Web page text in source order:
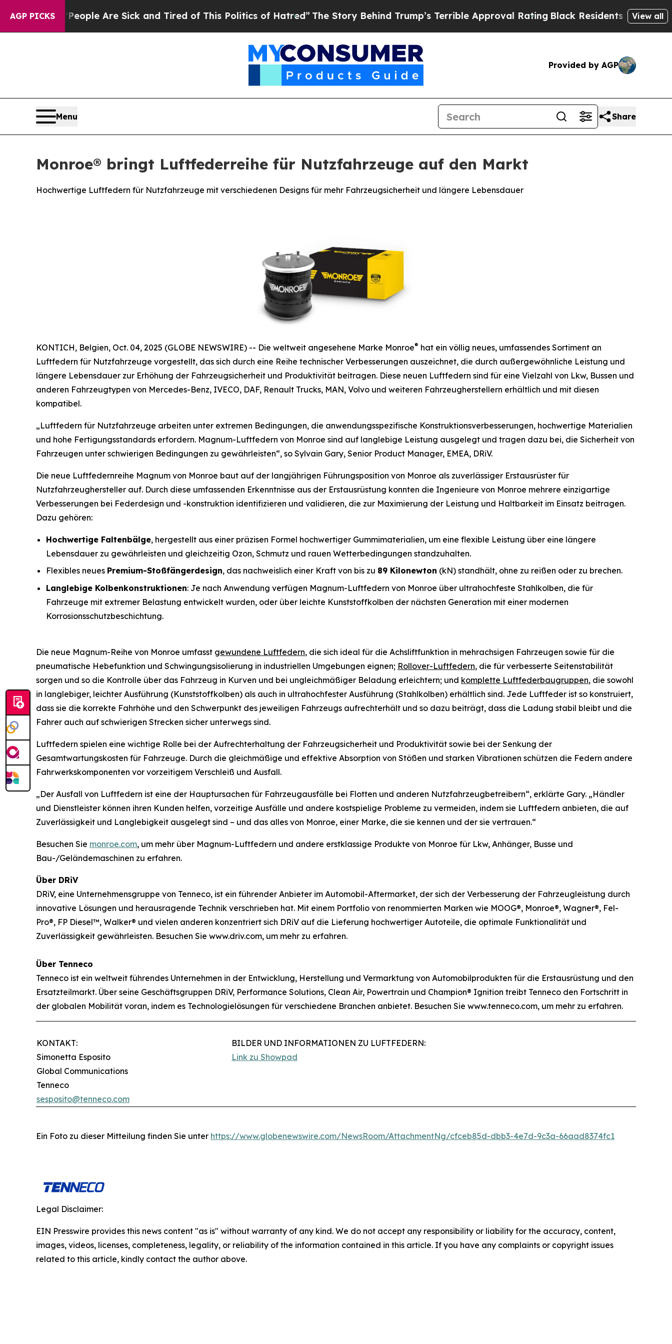
AGP PICKS
“People Are Sick and Tired of This Politics of Hatred” The Story Behind Trump’s Terrible Approval RatingBlack Residents Warned ofView all
Provided by AGP
Menu Share
Monroe® bringt Luftfederreihe für Nutzfahrzeuge auf den Markt
Hochwertige Luftfedern für Nutzfahrzeuge mit verschiedenen Designs für mehr Fahrzeugsicherheit und längere Lebensdauer
KONTICH, Belgien, Oct. 04, 2025 (GLOBE NEWSWIRE) -- Die weltweit angesehene Marke Monroe® hat ein völlig neues, umfassendes Sortiment an
Luftfedern für Nutzfahrzeuge vorgestellt, das sich durch eine Reihe technischer Verbesserungen auszeichnet, die durch außergewöhnliche Leistung und
längere Lebensdauer zur Erhöhung der Fahrzeugsicherheit und Produktivität beitragen. Diese neuen Luftfedern sind für eine Vielzahl von Lkw, Bussen und
anderen Fahrzeugtypen von Mercedes-Benz, IVECO, DAF, Renault Trucks, MAN, Volvo und weiteren Fahrzeugherstellern erhältlich und mit diesen
kompatibel.
„Luftfedern für Nutzfahrzeuge arbeiten unter extremen Bedingungen, die anwendungsspezifische Konstruktionsverbesserungen, hochwertige Materialien
und hohe Fertigungsstandards erfordern. Magnum-Luftfedern von Monroe sind auf langlebige Leistung ausgelegt und tragen dazu bei, die Sicherheit von
Fahrzeugen unter schwierigen Bedingungen zu gewährleisten“, so Sylvain Gary, Senior Product Manager, EMEA, DRiV.
Die neue Luftfedernreihe Magnum von Monroe baut auf der langjährigen Führungsposition von Monroe als zuverlässiger Erstausrüster für
Nutzfahrzeughersteller auf. Durch diese umfassenden Erkenntnisse aus der Erstausrüstung konnten die Ingenieure von Monroe mehrere einzigartige
Verbesserungen bei Federdesign und -konstruktion identifizieren und validieren, die zur Maximierung der Leistung und Haltbarkeit im Einsatz beitragen.
Dazu gehören:
Hochwertige Faltenbälge, hergestellt aus einer präzisen Formel hochwertiger Gummimaterialien, um eine flexible Leistung über eine längere
Lebensdauer zu gewährleisten und gleichzeitig Ozon, Schmutz und rauen Wetterbedingungen standzuhalten.
Flexibles neues Premium-Stoßfängerdesign, das nachweislich einer Kraft von bis zu 89 Kilonewton (kN) standhält, ohne zu reißen oder zu brechen.
Langlebige Kolbenkonstruktionen: Je nach Anwendung verfügen Magnum-Luftfedern von Monroe über ultrahochfeste Stahlkolben, die für
Fahrzeuge mit extremer Belastung entwickelt wurden, oder über leichte Kunststoffkolben der nächsten Generation mit einer modernen
Korrosionsschutzbeschichtung.
Die neue Magnum-Reihe von Monroe umfasst gewundene Luftfedern, die sich ideal für die Achsliftfunktion in mehrachsigen Fahrzeugen sowie für die
pneumatische Hebefunktion und Schwingungsisolierung in industriellen Umgebungen eignen; Rollover-Luftfedern, die für verbesserte Seitenstabilität
sorgen und so die Kontrolle über das Fahrzeug in Kurven und bei ungleichmäßiger Beladung erleichtern; und komplette Luftfederbaugruppen, die sowohl
in langlebiger, leichter Ausführung (Kunststoffkolben) als auch in ultrahochfester Ausführung (Stahlkolben) erhältlich sind. Jede Luftfeder ist so konstruiert,
dass sie die korrekte Fahrhöhe und den Schwerpunkt des jeweiligen Fahrzeugs aufrechterhält und so dazu beiträgt, dass die Ladung stabil bleibt und die
Fahrer auch auf schwierigen Strecken sicher unterwegs sind.
Luftfedern spielen eine wichtige Rolle bei der Aufrechterhaltung der Fahrzeugsicherheit und Produktivität sowie bei der Senkung der
Gesamtwartungskosten für Fahrzeuge. Durch die gleichmäßige und effektive Absorption von Stößen und starken Vibrationen schützen die Federn andere
Fahrwerkskomponenten vor vorzeitigem Verschleiß und Ausfall.
„Der Ausfall von Luftfedern ist eine der Hauptursachen für Fahrzeugausfälle bei Flotten und anderen Nutzfahrzeugbetreibern“, erklärte Gary. „Händler
und Dienstleister können ihren Kunden helfen, vorzeitige Ausfälle und andere kostspielige Probleme zu vermeiden, indem sie Luftfedern anbieten, die auf
Zuverlässigkeit und Langlebigkeit ausgelegt sind – und das alles von Monroe, einer Marke, die sie kennen und der sie vertrauen.“
Besuchen Sie monroe.com, um mehr über Magnum-Luftfedern und andere erstklassige Produkte von Monroe für Lkw, Anhänger, Busse und
Bau-/Geländemaschinen zu erfahren.
Über DRiV
DRiV, eine Unternehmensgruppe von Tenneco, ist ein führender Anbieter im Automobil-Aftermarket, der sich der Verbesserung der Fahrzeugleistung durch
innovative Lösungen und herausragende Technik verschrieben hat. Mit einem Portfolio von renommierten Marken wie MOOG®, Monroe®, Wagner®, Fel-
Pro®, FP Diesel™, Walker® und vielen anderen konzentriert sich DRiV auf die Lieferung hochwertiger Autoteile, die optimale Funktionalität und
Zuverlässigkeit gewährleisten. Besuchen Sie www.driv.com, um mehr zu erfahren.
Über Tenneco
Tenneco ist ein weltweit führendes Unternehmen in der Entwicklung, Herstellung und Vermarktung von Automobilprodukten für die Erstausrüstung und den
Ersatzteilmarkt. Über seine Geschäftsgruppen DRiV, Performance Solutions, Clean Air, Powertrain und Champion® Ignition treibt Tenneco den Fortschritt in
der globalen Mobilität voran, indem es Technologielösungen für verschiedene Branchen anbietet. Besuchen Sie www.tenneco.com, um mehr zu erfahren.
KONTAKT:
Simonetta Esposito
Global Communications
Tenneco
sesposito@tenneco.com
BILDER UND INFORMATIONEN ZU LUFTFEDERN:
Link zu Showpad
Ein Foto zu dieser Mitteilung finden Sie unter https://www.globenewswire.com/NewsRoom/AttachmentNg/cfceb85d-dbb3-4e7d-9c3a-66aad8374fc1
Legal Disclaimer:
EIN Presswire provides this news content "as is" without warranty of any kind. We do not accept any responsibility or liability for the accuracy, content,
images, videos, licenses, completeness, legality, or reliability of the information contained in this article. If you have any complaints or copyright issues
related to this article, kindly contact the author above.